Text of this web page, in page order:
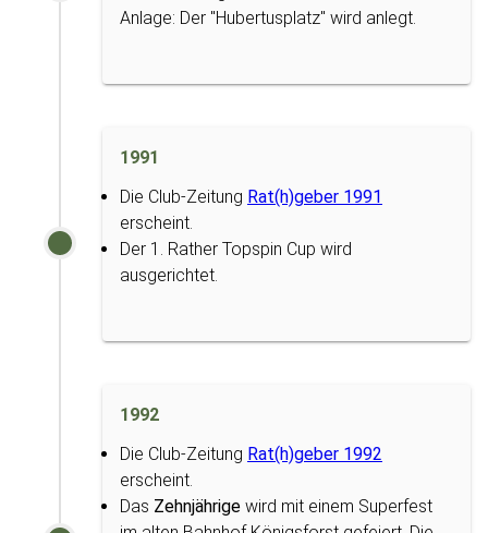
Anlage: Der "Hubertusplatz" wird anlegt.
1991
Die Club-Zeitung Rat(h)geber 1991
erscheint.
Der 1. Rather Topspin Cup wird
ausgerichtet.
1992
Die Club-Zeitung Rat(h)geber 1992
erscheint.
Das Zehnjährige wird mit einem Superfest